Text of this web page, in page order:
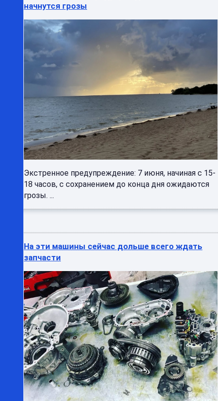
начнутся грозы
Экстренное предупреждение: 7 июня, начиная с 15-
18 часов, с сохранением до конца дня ожидаются
грозы. ...
На эти машины сейчас дольше всего ждать
запчасти